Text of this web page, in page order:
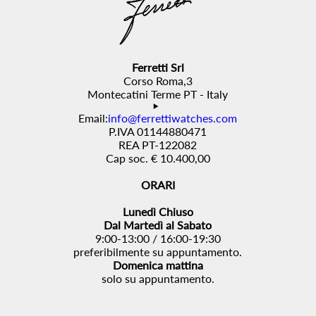
Ferretti Srl
Corso Roma,3
Montecatini Terme PT - Italy
Email:info@ferrettiwatches.com
P.IVA 01144880471
REA PT-122082
Cap soc. € 10.400,00
ORARI
Lunedì Chiuso
Dal Martedì al Sabato
9:00-13:00 / 16:00-19:30
preferibilmente su appuntamento.
Domenica mattina
solo su appuntamento.